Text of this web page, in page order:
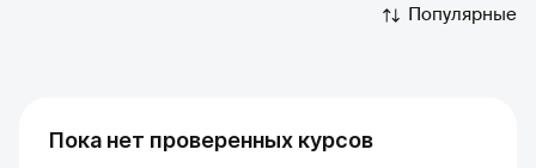
Популярные
Пока нет проверенных курсов